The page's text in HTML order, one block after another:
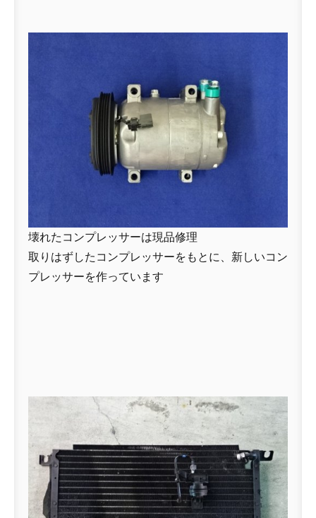
壊れたコンプレッサーは現品修理
取りはずしたコンプレッサーをもとに、新しいコン
プレッサーを作っています